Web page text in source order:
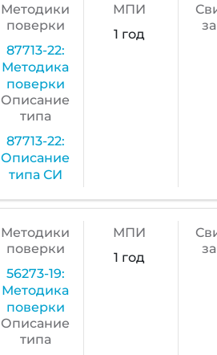
Методики
поверки
87713-22:
Методика
поверки
Описание
типа
87713-22:
Описание
типа СИ
МПИ
1 год
Методики
поверки
56273-19:
Методика
поверки
Описание
типа
МПИ
1 год